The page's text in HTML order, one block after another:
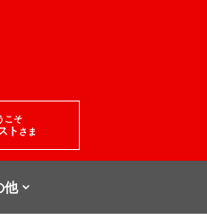
こそ
トさま
他